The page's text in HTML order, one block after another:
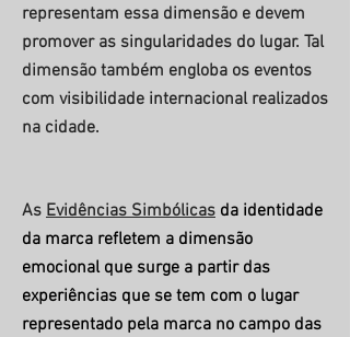
representam essa dimensão e devem
promover as singularidades do lugar. Tal
dimensão também engloba os eventos
com visibilidade internacional realizados
na cidade.
As Evidências Simbólicas da identidade
da marca refletem a dimensão
emocional que surge a partir das
experiências que se tem com o lugar
representado pela marca no campo das